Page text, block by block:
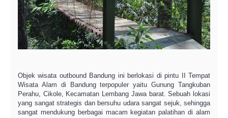
Objek wisata outbound Bandung ini berlokasi di pintu II Tempat
Wisata Alam di Bandung terpopuler yaitu Gunung Tangkuban
Perahu, Cikole, Kecamatan Lembang Jawa barat. Sebuah lokasi
yang sangat strategis dan bersuhu udara sangat sejuk, sehingga
sangat mendukung berbagai macam kegiatan palatihan di alam